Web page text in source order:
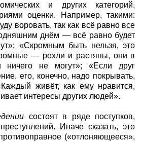
и других категорий,
оценки. Например, такими:
воровать, так как всё равно все
днём — всё равно будет
«Скромным быть нельзя, это
— рохли и растяпы, они в
ничего не могут»; «Если друг
его, конечно, надо покрывать,
живёт, как ему нравится,
интересы других людей».
состоят в ряде поступков,
Иначе сказать, это
(«отлоняющееся»,